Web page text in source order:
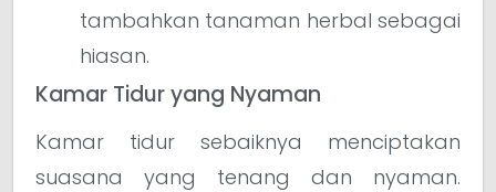
tambahkan tanaman herbal sebagai
hiasan.
Kamar Tidur yang Nyaman
Kamar tidur sebaiknya menciptakan
suasana yang tenang dan nyaman.